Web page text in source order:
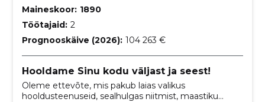
Maineskoor: 1890
Töötajaid: 2
Prognooskäive (2026): 104 263 €
Hooldame Sinu kodu väljast ja seest!
Oleme ettevõte, mis pakub laias valikus
hooldusteenuseid, sealhulgas niitmist, maastiku